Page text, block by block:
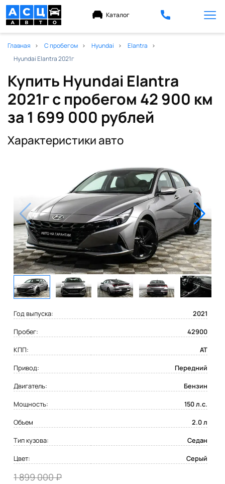
Каталог
Главная С пробегом Hyundai
Elantra
Hyundai Elantra 2021г
Купить Hyundai Elantra
2021г с пробегом 42 900 км
за 1 699 000 рублей
Характеристики авто
Год выпуска:
2021
Пробег:
42900
КПП:
AT
Привод:
Передний
Двигатель:
Бензин
Мощность:
150 л.с.
Объем
2.0 л
Тип кузова:
Седан
Цвет:
Серый
1 899 000 ₽